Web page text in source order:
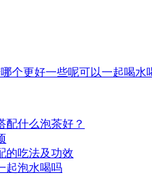
个更好一些呢可以一起喝水
配什么泡茶好？
的吃法及功效
起泡水喝吗